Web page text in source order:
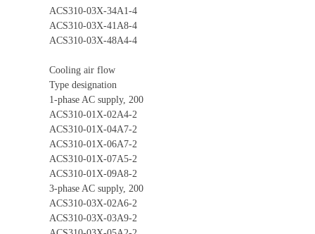
ACS310-03X-34A1-4
ACS310-03X-41A8-4
ACS310-03X-48A4-4
Cooling air flow
Type designation
1-phase AC supply, 200
ACS310-01X-02A4-2
ACS310-01X-04A7-2
ACS310-01X-06A7-2
ACS310-01X-07A5-2
ACS310-01X-09A8-2
3-phase AC supply, 200
ACS310-03X-02A6-2
ACS310-03X-03A9-2